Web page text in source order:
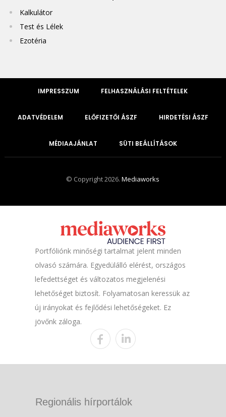
Kalkulátor
Test és Lélek
Ezotéria
IMPRESSZUM FELHASZNÁLÁSI FELTÉTELEK
ADATVÉDELEM ELŐFIZETŐI ÁSZF HIRDETÉSI ÁSZF
MÉDIAAJÁNLAT SÜTI BEÁLLÍTÁSOK
© Copyright 2026.Mediaworks
Portfóliónk minőségi tartalmat jelent minden
olvasó számára. Egyedülálló elérést, országos
lefedettséget és változatos megjelenési
lehetőséget biztosít. Folyamatosan keressük az
új irányokat és fejlődési lehetőségeket. Ez
jövőnk záloga.
Regionális hírportálok